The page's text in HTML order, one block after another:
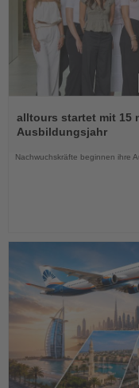
Sie
die
alltours startet mit 15
Ausbildungsjahr
Nachwuchskräfte beginnen ihre